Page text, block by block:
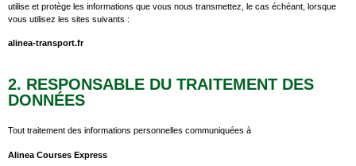
utilise et protège les informations que vous nous transmettez, le cas échéant, lorsque
vous utilisez les sites suivants :
alinea-transport.fr
2. RESPONSABLE DU TRAITEMENT DES
DONNÉES
Tout traitement des informations personnelles communiquées à
Alinea Courses Express